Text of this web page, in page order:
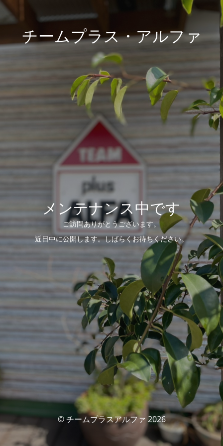
チームプラス・アルファ
メンテナンス中です
ご訪問ありがとうございます。
近日中に公開します。しばらくお待ちください。
© チームプラスアルファ 2026